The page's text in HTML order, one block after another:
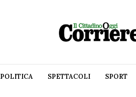
POLITICA SPETTACOLI SPORT